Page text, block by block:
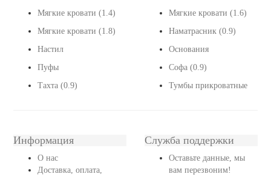
Мягкие кровати (1.4)
Мягкие кровати (1.6)
Мягкие кровати (1.8)
Наматрасник (0.9)
Настил
Основания
Пуфы
Софа (0.9)
Тахта (0.9)
Тумбы прикроватные
Информация
О нас
Доставка, оплата,
Служба поддержки
Оставьте данные, мы
вам перезвоним!